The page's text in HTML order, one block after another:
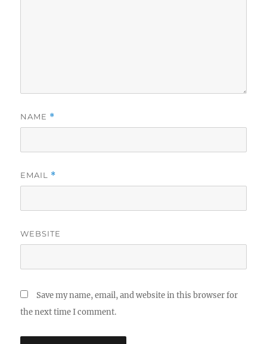
NAME *
EMAIL *
WEBSITE
Save my name, email, and website in this browser for
the next time I comment.